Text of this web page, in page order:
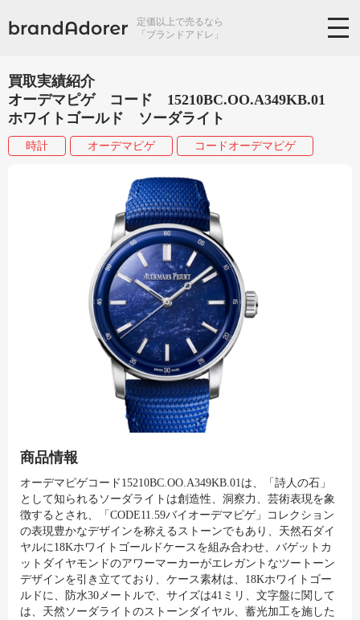
定価以上で売るなら
「ブランドアドレ」
買取実績紹介
オーデマピゲ コード 15210BC.OO.A349KB.01
ホワイトゴールド ソーダライト
時計 オーデマピゲ コードオーデマピゲ
商品情報
オーデマピゲコード15210BC.OO.A349KB.01は、「詩人の石」
として知られるソーダライトは創造性、洞察力、芸術表現を象
徴するとされ、「CODE11.59バイオーデマピゲ」コレクション
の表現豊かなデザインを称えるストーンでもあり、天然石ダイ
ヤルに18Kホワイトゴールドケースを組み合わせ、バゲットカ
ットダイヤモンドのアワーマーカーがエレガントなツートーン
デザインを引き立てており、ケース素材は、18Kホワイトゴー
ルドに、防水30メートルで、サイズは41ミリ、文字盤に関して
は、天然ソーダライトのストーンダイヤル、蓄光加工を施した